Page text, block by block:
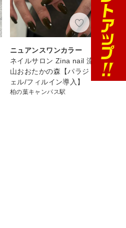
ニュアンスワンカラー
ネイルサロン Zina nail 流
山おおたかの森【パラジ
ェル/フィルイン導入】
柏の葉キャンパス駅